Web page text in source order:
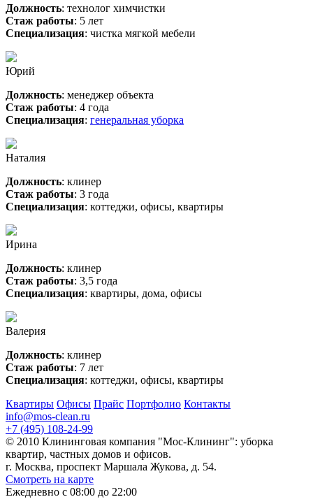
Должность: технолог химчистки
Стаж работы: 5 лет
Специализация: чистка мягкой мебели
Юрий
Должность: менеджер объекта
Стаж работы: 4 года
Специализация: генеральная уборка
Наталия
Должность: клинер
Стаж работы: 3 года
Специализация: коттеджи, офисы, квартиры
Ирина
Должность: клинер
Стаж работы: 3,5 года
Специализация: квартиры, дома, офисы
Валерия
Должность: клинер
Стаж работы: 7 лет
Специализация: коттеджи, офисы, квартиры
Квартиры Офисы Прайс Портфолио Контакты
info@mos-clean.ru
+7 (495) 108-24-99
© 2010 Клининговая компания "Мос-Клининг": уборка
квартир, частных домов и офисов.
г. Москва, проспект Маршала Жукова, д. 54.
Смотреть на карте
Ежедневно с 08:00 до 22:00